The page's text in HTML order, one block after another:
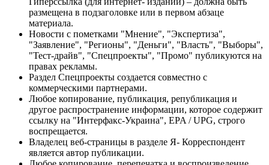
размещена в подзаголовке или в первом абзаце
материала.
Новости с пометками "Мнение", "Экспертиза",
"Заявление", "Регионы", "Деньги", "Власть", "Выборы",
"Тест-драйв", "Спецпроекты", "Промо" публикуются на
правах рекламы.
Раздел Спецпроекты создается совместно с
коммерческими партнерами.
Любое копирование, публикация, републикация и
другое распространение информации, которое содержит
ссылку на "Интерфакс-Украина", EPA / UPG, строго
воспрещается.
Владелец веб-страницы в разделе Я- Корреспондент
является автор публикации.